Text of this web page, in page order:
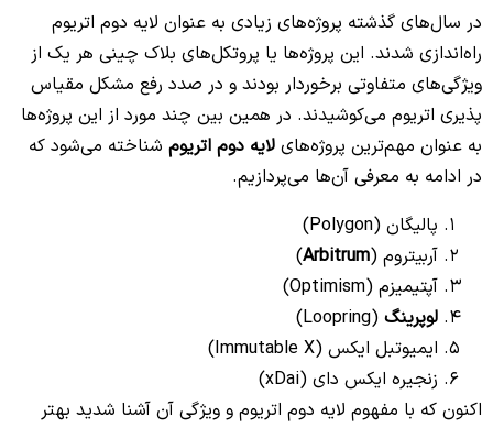
در سال‌های گذشته پروژه‌های زیادی به عنوان لایه دوم اتریوم
راه‌اندازی شدند. این پروژه‌ها یا پروتکل‌های بلاک چینی هر یک از
ویژگی‌های متفاوتی برخوردار بودند و در صدد رفع مشکل مقیاس
پذیری اتریوم می‌کوشیدند. در همین بین چند مورد از این پروژه‌ها
به عنوان مهم‌ترین پروژه‌های لایه دوم اتریوم شناخته می‌شود که
در ادامه به معرفی آن‌ها می‌پردازیم.
پالیگان (Polygon)
آربیتروم (Arbitrum
)
آپتیمیزم (Optimism)
لوپرینگ (Loopring)
ایمیوتبل ایکس (Immutable X)
زنجیره ایکس دای (xDai)
اکنون که با مفهوم لایه دوم اتریوم و ویژگی آن آشنا شدید بهتر